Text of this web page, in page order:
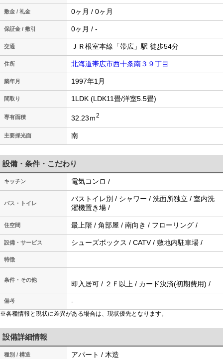
敷金 / 礼金 0ヶ月 / 0ヶ月
保証金 / 敷引 0ヶ月 / -
交通 ＪＲ根室本線「帯広」駅 徒歩54分
住所 北海道帯広市西十条南３９丁目
築年月 1997年1月
間取り 1LDK (LDK11畳/洋室5.5畳)
専有面積 32.23ｍ2
主要採光面 南
設備・条件・こだわり
キッチン 電気コンロ /
バス・トイレ
バストイレ別 / シャワー / 洗面所独立 / 室内洗
濯機置き場 /
住空間 最上階 / 角部屋 / 南向き / フローリング /
設備・サービス シューズボックス / CATV / 敷地内駐車場 /
特徴
条件・その他 即入居可 / ２Ｆ以上 / カード決済(初期費用) /
備考 -
※各種情報と現状に差異がある場合は、現状優先となります。
設備詳細情報
種別 / 構造 アパート / 木造